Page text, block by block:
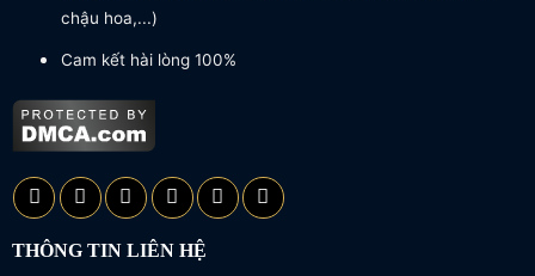
chậu hoa,...)
Cam kết hài lòng 100%
THÔNG TIN LIÊN HỆ